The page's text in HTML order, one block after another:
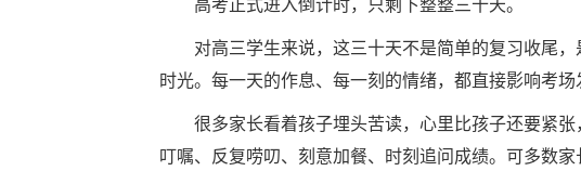
高考正式进入倒计时，只剩下整整三十天。
对高三学生来说，这三十天不是简单的复习收尾
时光。每一天的作息、每一刻的情绪，都直接影响考场
很多家长看着孩子埋头苦读，心里比孩子还要紧
叮嘱、反复唠叨、刻意加餐、时刻追问成绩。可多数